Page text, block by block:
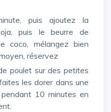
puis ajoutez la
puis le beurre de
coco, mélangez bien
réservez
poulet sur des petites
les dorer dans une
10 minutes en